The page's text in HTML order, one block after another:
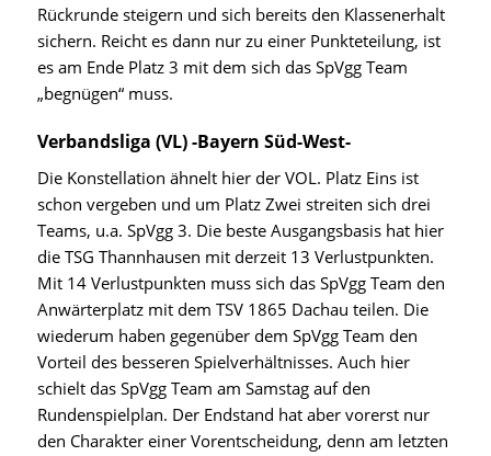
Rückrunde steigern und sich bereits den Klassenerhalt
sichern. Reicht es dann nur zu einer Punkteteilung, ist
es am Ende Platz 3 mit dem sich das SpVgg Team
„begnügen“ muss.
Verbandsliga (VL) -Bayern Süd-West-
Die Konstellation ähnelt hier der VOL. Platz Eins ist
schon vergeben und um Platz Zwei streiten sich drei
Teams, u.a. SpVgg 3. Die beste Ausgangsbasis hat hier
die TSG Thannhausen mit derzeit 13 Verlustpunkten.
Mit 14 Verlustpunkten muss sich das SpVgg Team den
Anwärterplatz mit dem TSV 1865 Dachau teilen. Die
wiederum haben gegenüber dem SpVgg Team den
Vorteil des besseren Spielverhältnisses. Auch hier
schielt das SpVgg Team am Samstag auf den
Rundenspielplan. Der Endstand hat aber vorerst nur
den Charakter einer Vorentscheidung, denn am letzten